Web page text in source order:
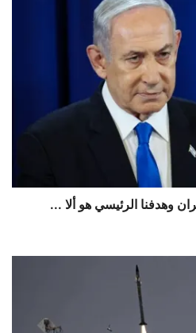
وهدفنا الرئيسي هو ألا ...